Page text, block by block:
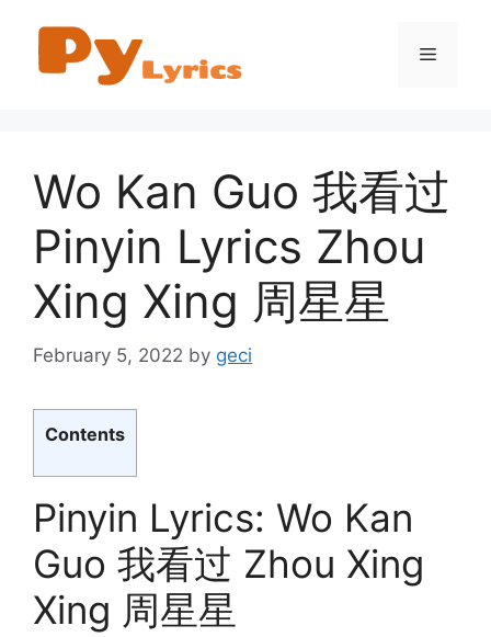
content
Menu
Wo Kan Guo 我看过
Pinyin Lyrics Zhou
Xing Xing 周星星
February 5, 2022 by geci
Contents
Pinyin Lyrics: Wo Kan
Guo 我看过 Zhou Xing
Xing 周星星